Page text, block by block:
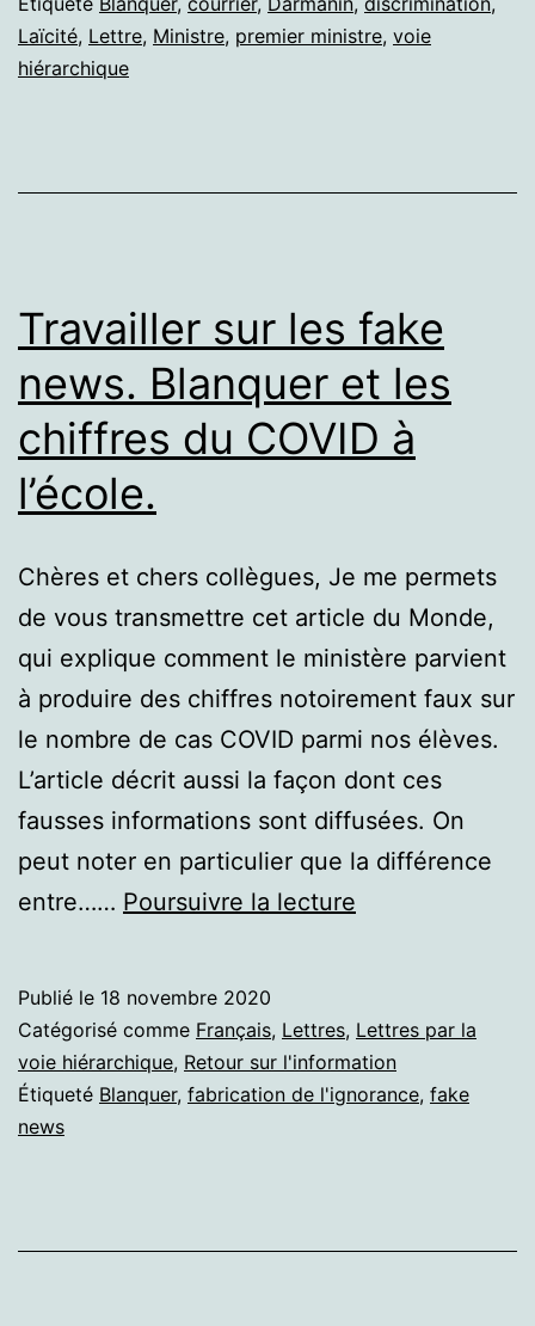
du
Laïcité, Lettre, Ministre, premier ministre, voie
hiérarchique
Travailler sur les fake
news. Blanquer et les
chiffres du COVID à
l’école.
Chères et chers collègues, Je me permets
de vous transmettre cet article du Monde,
qui explique comment le ministère parvient
à produire des chiffres notoirement faux sur
le nombre de cas COVID parmi nos élèves.
L’article décrit aussi la façon dont ces
fausses informations sont diffusées. On
peut noter en particulier que la différence
entre…… Poursuivre la lecture
fake
news.
Blanquer
Publié le 18 novembre 2020
Catégorisé comme Français, Lettres, Lettres par la
voie hiérarchique, Retour sur l'information
Étiqueté Blanquer, fabrication de l'ignorance, fake
news